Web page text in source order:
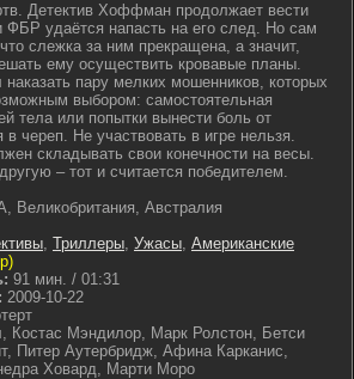
Детектив Хоффман продолжает вести
ФБР удаётся напасть на его след. Но сам
слежка за ним прекращена, а значит,
ему осуществить кровавые планы.
наказать пару мелких мошенников, которых
выбором: самостоятельная
тела или попытки вынести боль от
череп. Не участвовать в игре нельзя.
складывать свои конечности на весы.
– тот и считается победителем.
Великобритания, Австралия
, Триллеры, Ужасы, Американские
91 мин. / 01:31
2009-10-22
Костас Мэндилор, Марк Ролстон, Бетси
Питер Аутербридж, Афина Карканис,
Ховард, Марти Моро